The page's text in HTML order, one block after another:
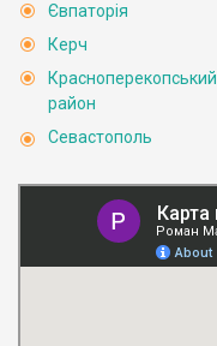
Євпаторія
Керч
Красноперекопський
район
Севастополь